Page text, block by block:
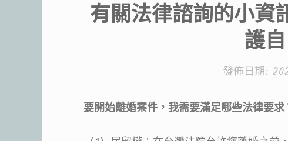
有關法律諮詢的小資
護
發佈日期:
要開始離婚案件，我需要滿足哪些法律要求